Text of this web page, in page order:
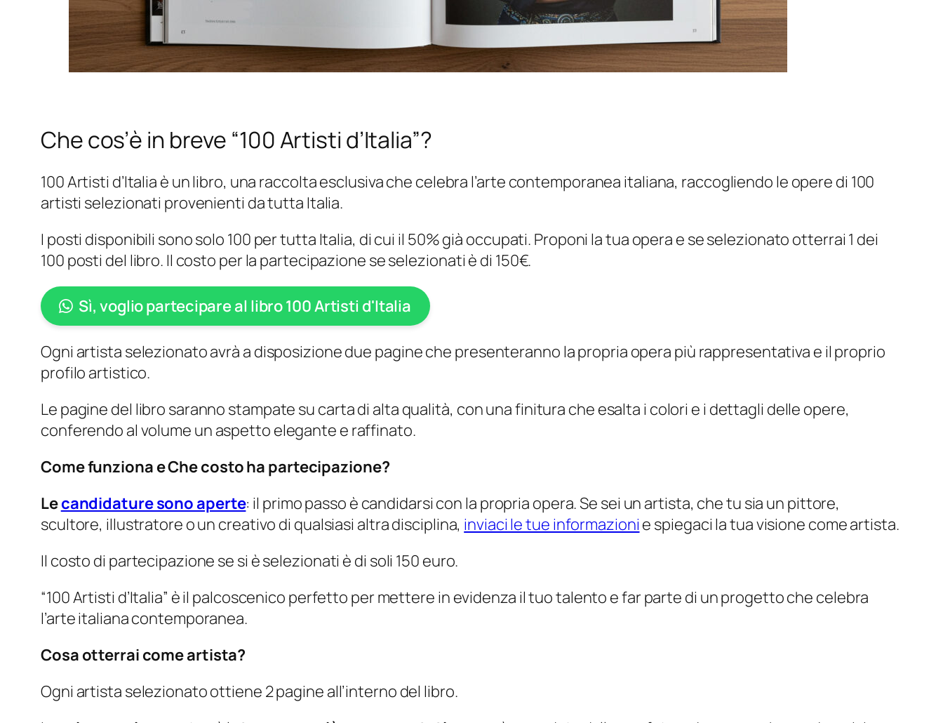
Che cos’è in breve “100 Artisti d’Italia”?
100 Artisti d’Italia è un libro, una raccolta esclusiva che celebra l’arte contemporanea italiana, raccogliendo le opere di 100
artisti selezionati provenienti da tutta Italia.
I posti disponibili sono solo 100 per tutta Italia, di cui il 50% già occupati. Proponi la tua opera e se selezionato otterrai 1 dei
100 posti del libro. Il costo per la partecipazione se selezionati è di 150€.
Sì, voglio partecipare al libro 100 Artisti d'Italia
Ogni artista selezionato avrà a disposizione due pagine che presenteranno la propria opera più rappresentativa e il proprio
profilo artistico.
Le pagine del libro saranno stampate su carta di alta qualità, con una finitura che esalta i colori e i dettagli delle opere,
conferendo al volume un aspetto elegante e raffinato.
Come funziona e Che costo ha partecipazione?
Lecandidature sono aperte: il primo passo è candidarsi con la propria opera. Se sei un artista, che tu sia un pittore,
scultore, illustratore o un creativo di qualsiasi altra disciplina, inviaci le tue informazioni e spiegaci la tua visione come artista.
Il costo di partecipazione se si è selezionati è di soli 150 euro.
“100 Artisti d’Italia” è il palcoscenico perfetto per mettere in evidenza il tuo talento e far parte di un progetto che celebra
l’arte italiana contemporanea.
Cosa otterrai come artista?
Ogni artista selezionato ottiene 2 pagine all’interno del libro.